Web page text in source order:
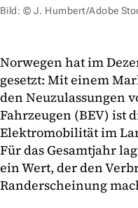
Bild: © J. Humbert/Adobe
Norwegen hat im
gesetzt: Mit einem
den Neuzulassungen
Fahrzeugen (BEV) ist
Elektromobilität im
Für das Gesamtjahr
ein Wert, der den
Randerscheinung